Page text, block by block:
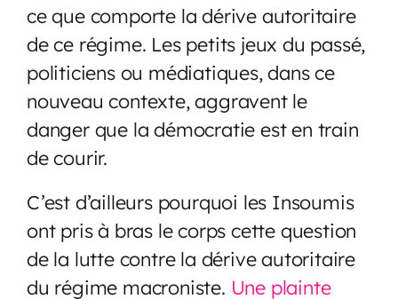
ce que comporte la dérive autoritaire
de ce régime. Les petits jeux du passé,
politiciens ou médiatiques, dans ce
nouveau contexte, aggravent le
danger que la démocratie est en train
de courir.
C’est d’ailleurs pourquoi les Insoumis
ont pris à bras le corps cette question
de la lutte contre la dérive autoritaire
du régime macroniste. Une plainte